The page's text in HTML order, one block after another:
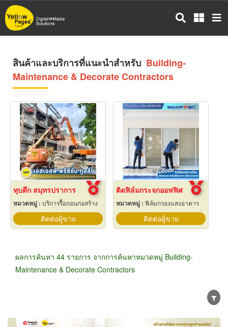
ข้าม
ไป
สินค้าและบริการที่แนะนำสำหรับ Building-
Maintenance & Decorate Contractors
ทุบตึก สมุทรปราการ
หมวดหมู่ : บริการรื้อถอนก่อสร้าง
ติดต่อผู้ขาย
ติดฟิล์มกระจกออฟฟิศ
หมวดหมู่ :ฟิล์มกรองแสงอาคาร
ติดต่อผู้ขาย
ผลการค้นหา 44 รายการ จากการค้นหาหมวดหมู่ Building-
Maintenance & Decorate Contractors